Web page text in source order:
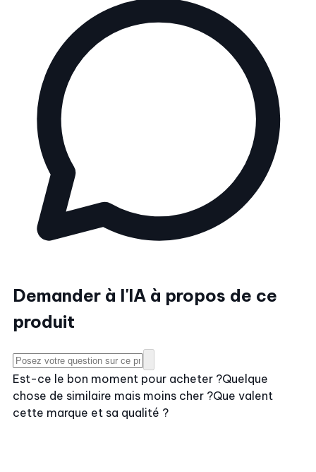
Demander à l'IA à propos de ce
produit
Est-ce le bon moment pour acheter ?Quelque
chose de similaire mais moins cher ?Que valent
cette marque et sa qualité ?